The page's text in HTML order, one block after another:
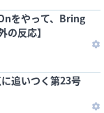
をやって、Bring
反応】
追いつく第23号